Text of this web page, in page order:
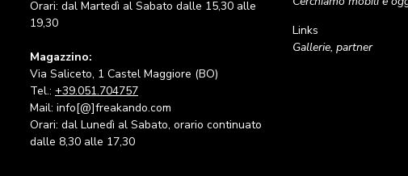
Orari: dal Martedì al Sabato dalle 15,30 alle
19,30
Magazzino:
Via Saliceto, 1 Castel Maggiore (BO)
Tel.: +39.051.704757
Mail: info[@]freakando.com
Orari: dal Lunedì al Sabato, orario continuato
dalle 8,30 alle 17,30
Links
Gallerie, partner